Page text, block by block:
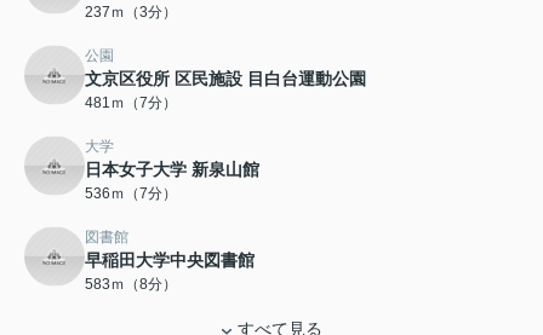
237ｍ（3分）
公園
文京区役所 区民施設 目白台運動公園
481ｍ（7分）
大学
日本女子大学 新泉山館
536ｍ（7分）
図書館
早稲田大学中央図書館
583ｍ（8分）
すべて見る